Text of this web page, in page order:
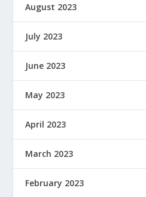
August 2023
July 2023
June 2023
May 2023
April 2023
March 2023
February 2023